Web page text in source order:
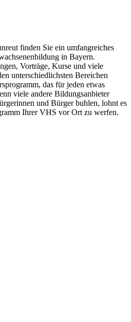
finden Sie ein umfangreiches
in Bayern.
Vorträge, Kurse und viele
unterschiedlichsten Bereichen
das für jeden etwas
viele andere Bildungsanbieter
und Bürger buhlen, lohnt es
Ihrer VHS vor Ort zu werfen.